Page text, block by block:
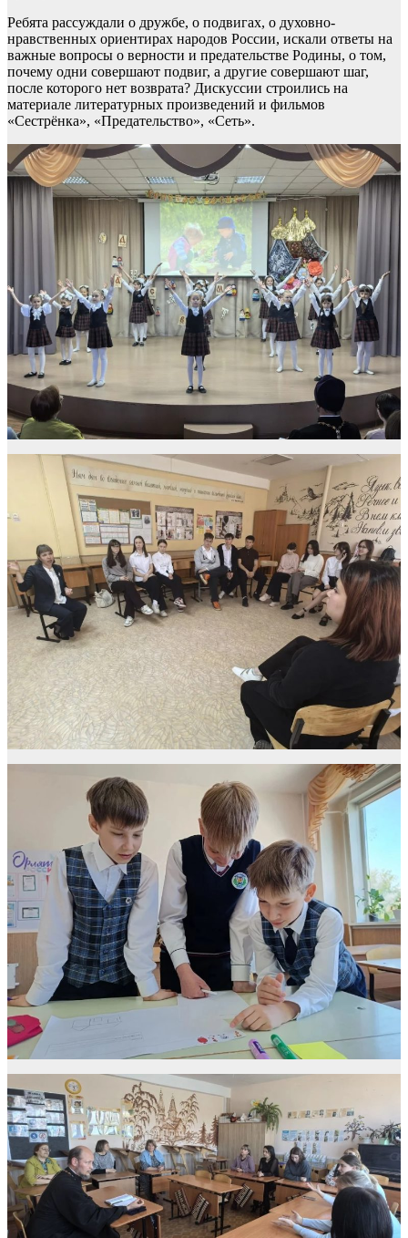
Ребята рассуждали о дружбе, о подвигах, о духовно-
нравственных ориентирах народов России, искали ответы на
важные вопросы о верности и предательстве Родины, о том,
почему одни совершают подвиг, а другие совершают шаг,
после которого нет возврата? Дискуссии строились на
материале литературных произведений и фильмов
«Сестрёнка», «Предательство», «Сеть».